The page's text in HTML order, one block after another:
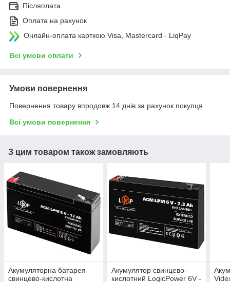
Післяплата
Оплата на рахунок
Онлайн-оплата карткою Visa, Mastercard - LiqPay
Всі умови оплати
Умови повернення
Повернення товару впродовж 14 днів за рахунок покупця
Всі умови повернення
З цим товаром також замовляють
Акумуляторна батарея
свинцево-кислотна
Акумулятор свинцево-
кислотний LogicPower 6V -